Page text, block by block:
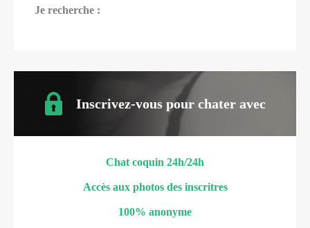
Je recherche :
Inscrivez-vous pour chater avec
Chat coquin 24h/24h
Accès aux photos des inscritres
100% anonyme